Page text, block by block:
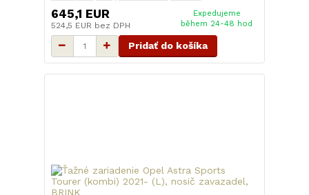
645,1 EUR
524,5 EUR bez DPH
Expedujeme
během 24-48 hod
Pridať do košíka